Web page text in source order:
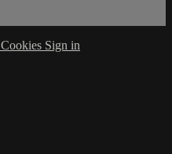
Cookies Sign in